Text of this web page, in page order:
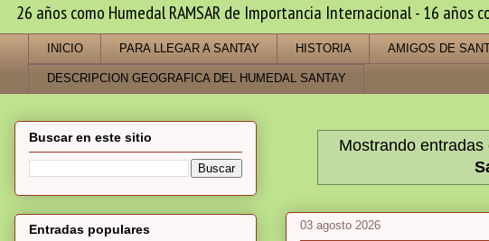
26 años como Humedal RAMSAR de Importancia Internacional - 16
INICIO PARA LLEGAR A SANTAY HISTORIA AMIGOS DE
DESCRIPCION GEOGRAFICA DEL HUMEDAL SANTAY
Mostrando
03 agosto 2026
Buscar en este sitio
Entradas populares